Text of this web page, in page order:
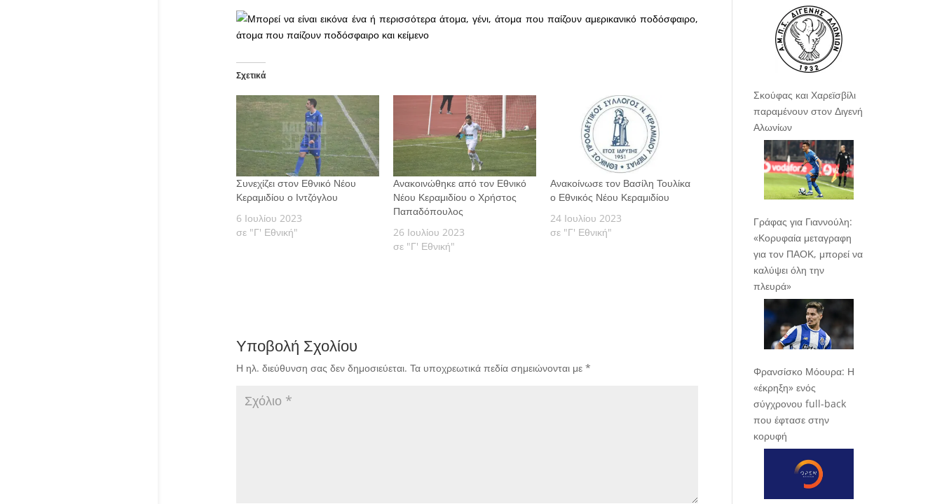
Σχετικά
Συνεχίζει στον Εθνικό Νέου
Κεραμιδίου ο Ιντζόγλου
6 Ιουλίου 2023
σε "Γ' Εθνική"
Ανακοινώθηκε από τον Εθνικό
Νέου Κεραμιδίου ο Χρήστος
Παπαδόπουλος
26 Ιουλίου 2023
σε "Γ' Εθνική"
Ανακοίνωσε τον Βασίλη Τουλίκα
ο Εθνικός Νέου Κεραμιδίου
24 Ιουλίου 2023
σε "Γ' Εθνική"
Υποβολή Σχολίου
Η ηλ. διεύθυνση σας δεν δημοσιεύεται. Τα υποχρεωτικά πεδία σημειώνονται με *
Σκούφας και Χαρεϊσβίλι
παραμένουν στον Διγενή
Αλωνίων
Γράφας για Γιαννούλη:
«Κορυφαία μεταγραφη
για τον ΠΑΟΚ, μπορεί να
καλύψει όλη την
πλευρά»
Φρανσίσκο Μόουρα: Η
«έκρηξη» ενός
σύγχρονου full-back
που έφτασε στην
κορυφή